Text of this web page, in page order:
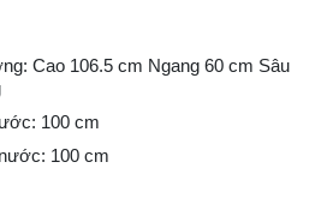
Cao 106.5 cm Ngang 60 cm Sâu
100 cm
100 cm